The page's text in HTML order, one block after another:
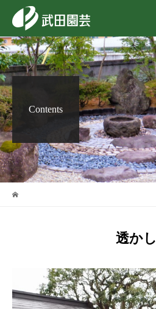
Contents
透かし